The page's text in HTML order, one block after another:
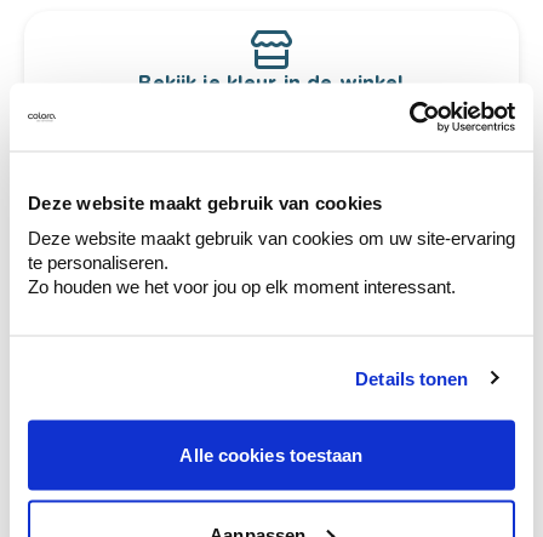
Deze website maakt gebruik van cookies
Deze website maakt gebruik van cookies om uw site-ervaring
te personaliseren.
Zo houden we het voor jou op elk moment interessant.
Details tonen
Alle cookies toestaan
Bekijk je kleur in de winkel
Ontdek er kleurechte stalen van je
te verfijnen.
Krijg persoonlijk advies om kleuren te
combineren.
Krijg kleuradvies op basis van de lichtinval
en je meubels.